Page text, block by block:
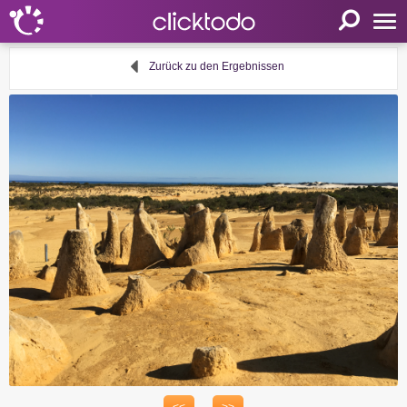
FR
EN
DE
Mein clicktodo
Anmelden
Registrieren
Warenkorb
Aktivität anbieten
Nützliche Links
Zurück zu den Ergebnissen